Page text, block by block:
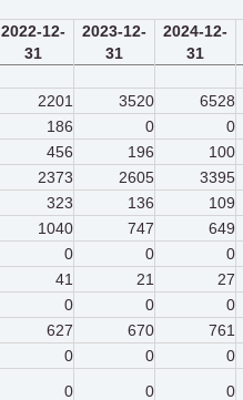
2022-12-
31
2023-12-
31
2024-12-
31
2201 3520 6528
186 0 0
456 196 100
2373 2605 3395
323 136 109
1040 747 649
0 0 0
41 21 27
0 0 0
627 670 761
0 0 0
0 0 0